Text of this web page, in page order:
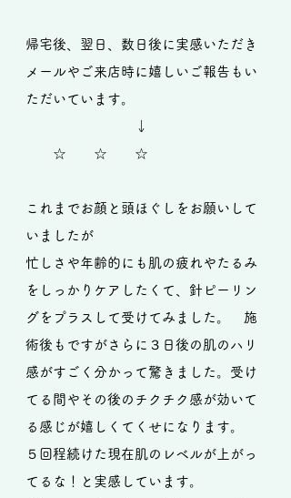
帰宅後、翌日、数日後に実感いただき
メールやご来店時に嬉しいご報告もい
ただいています​。
↓
☆ ☆ ☆
これまでお顔と頭ほぐしをお願いして
いましたが
忙しさや年齢的にも肌の疲れやたるみ
をしっかりケアしたくて、針ピーリン
グをプラスして受けてみました。 施
術後もですがさらに３日後の肌のハリ
感がすごく分かって驚きました。受け
てる間やその後のチクチク感が効いて
る感じが嬉しくてくせになります。
５回程続けた現在肌のレベルが上がっ
てるな！と実感しています。